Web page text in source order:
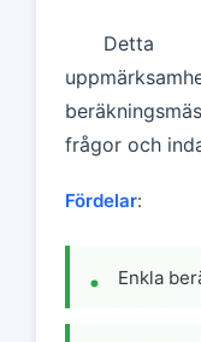
frågor och
Fördelar:
Enkla